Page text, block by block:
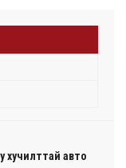
хучилттай авто